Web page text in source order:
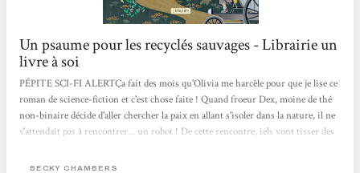
Un psaume pour les recyclés sauvages - Librairie un
livre à soi
PÉPITE SCI-FI ALERTÇa fait des mois qu'Olivia me harcèle pour que je lise ce
roman de science-fiction et c'est chose faite ! Quand froeur Dex, moine de thé
non-binaire décide d'aller chercher la paix en allant s'isoler dans la nature, il ne
s'attendait pas à rencontrer... un robot ! De cette rencontre, iels vont tisser des
Ça se lit en 2 jours max, c'est drôle, touchant, sensible, rempli d'optimisme et
BECKY CHAMBERS